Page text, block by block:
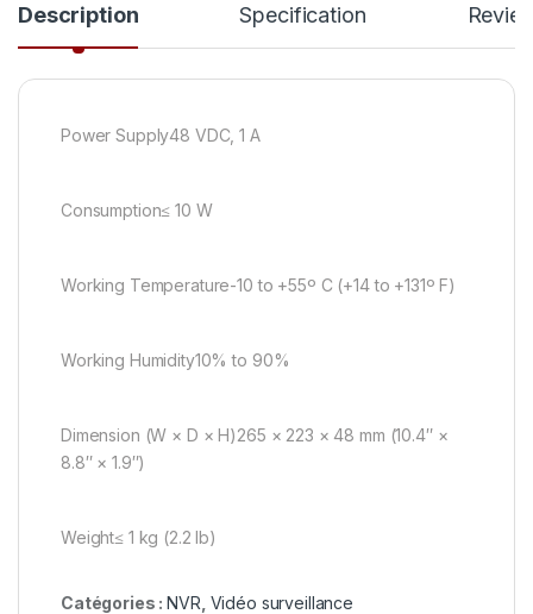
Description Specification
Power Supply48 VDC, 1 A
Consumption≤ 10 W
Working Temperature-10 to +55º C (+14 to +131º F)
Working Humidity10% to 90%
Dimension (W × D × H)265 × 223 × 48 mm (10.4″ ×
8.8″ × 1.9″)
Weight≤ 1 kg (2.2 lb)
Catégories :NVR Vidéo surveillance